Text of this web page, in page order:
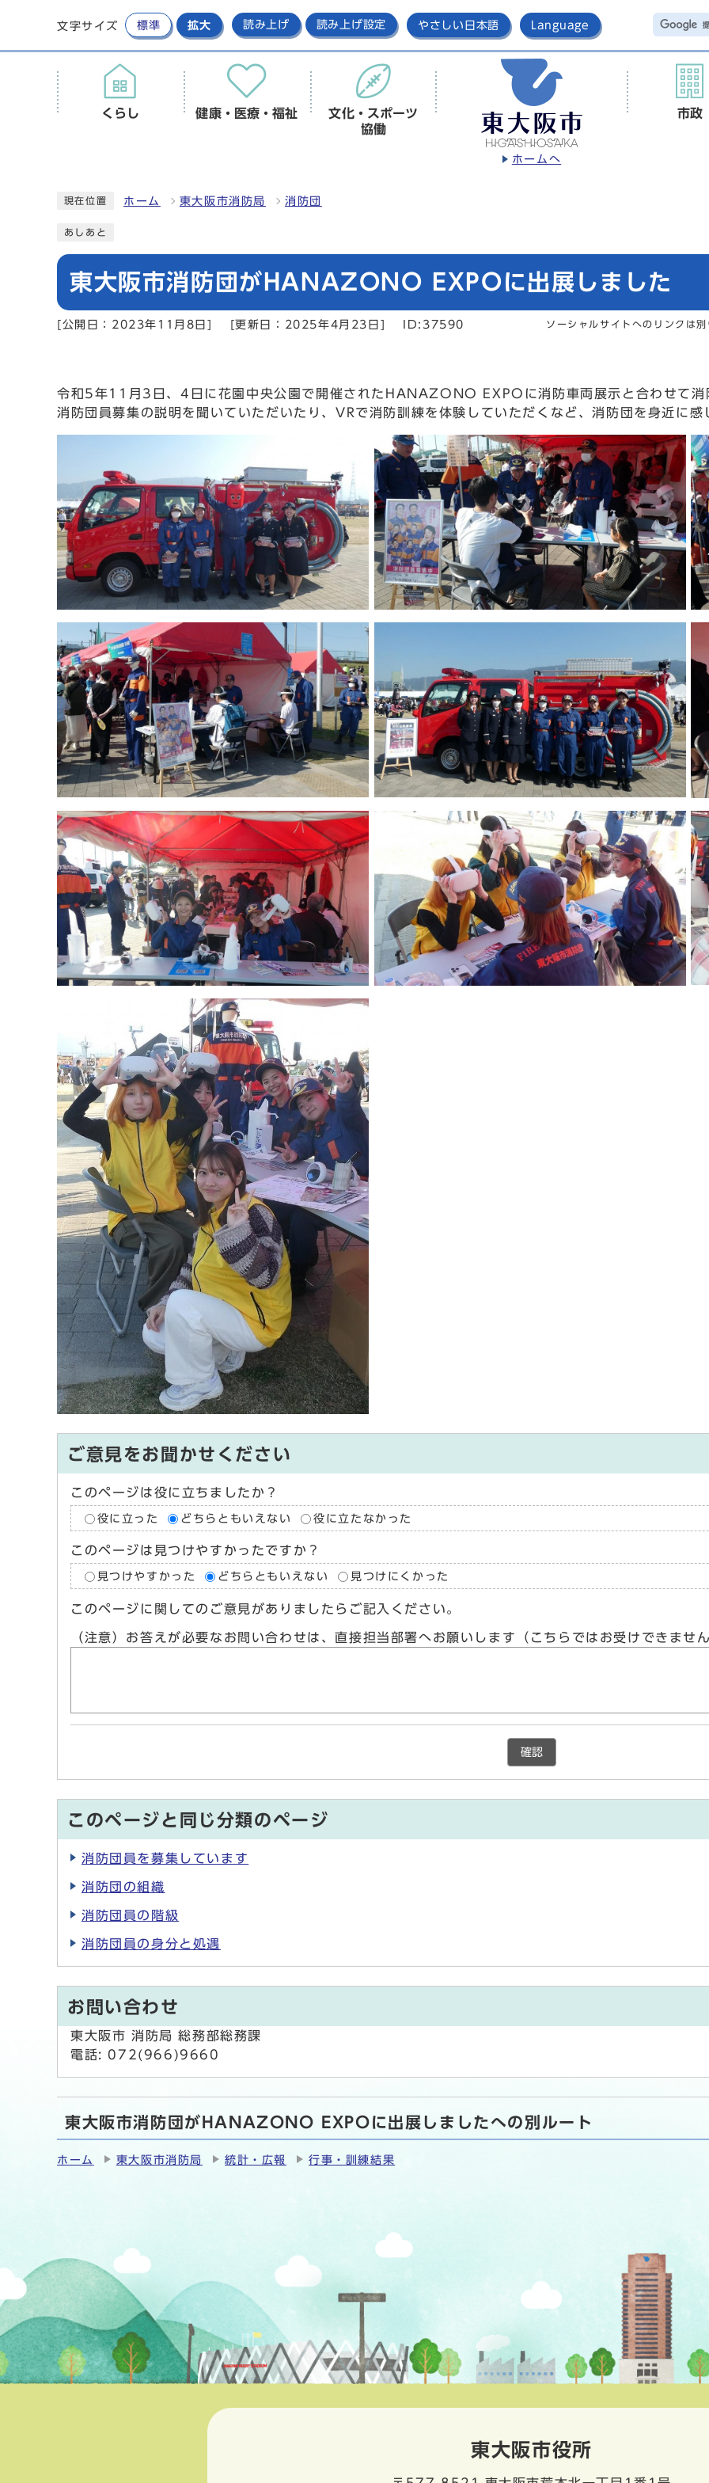
文字サイズ 標準 拡大 読み上げ 読み上げ設定 やさしい日本語 Language
ホームへ
くらし 健康・医療・福祉
文化・スポーツ
協働
市政
現在位置 ホーム 東大阪市消防局 消防団
あしあと
東大阪市消防団がHANAZONO EXPOに出展しました
[公開日：2023年11月8日] [更新日：2025年4月23日] ID:37590 ソーシャルサイトへのリンクは
令和5年11月3日、4日に花園中央公園で開催されたHANAZONO EXPOに消防車両展示と合わせて消
消防団員募集の説明を聞いていただいたり、VRで消防訓練を体験していただくなど、消防団を身近に
ご意見をお聞かせください
このページは役に立ちましたか？
役に立った どちらともいえない 役に立たなかった
このページは見つけやすかったですか？
見つけやすかった どちらともいえない 見つけにくかった
このページに関してのご意見がありましたらご記入ください。
（注意）お答えが必要なお問い合わせは、直接担当部署へお願いします（こちらではお受けできませ
確認
このページと同じ分類のページ
消防団員を募集しています
消防団の組織
消防団員の階級
消防団員の身分と処遇
お問い合わせ
東大阪市 消防局 総務部総務課
電話: 072(966)9660
東大阪市消防団がHANAZONO EXPOに出展しましたへの別ルート
ホーム 東大阪市消防局 統計・広報 行事・訓練結果
東大阪市役所